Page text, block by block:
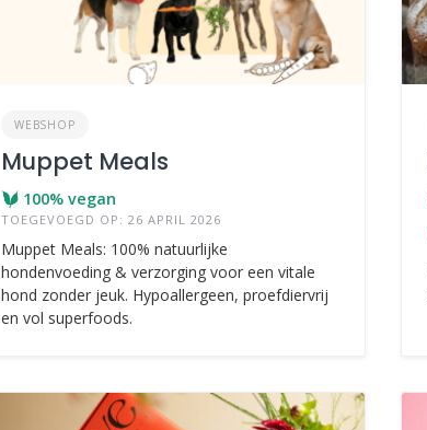
WEBSHOP
Muppet Meals
100% vegan
TOEGEVOEGD OP: 26 APRIL 2026
Muppet Meals: 100% natuurlijke
hondenvoeding & verzorging voor een vitale
hond zonder jeuk. Hypoallergeen, proefdiervrij
en vol superfoods.